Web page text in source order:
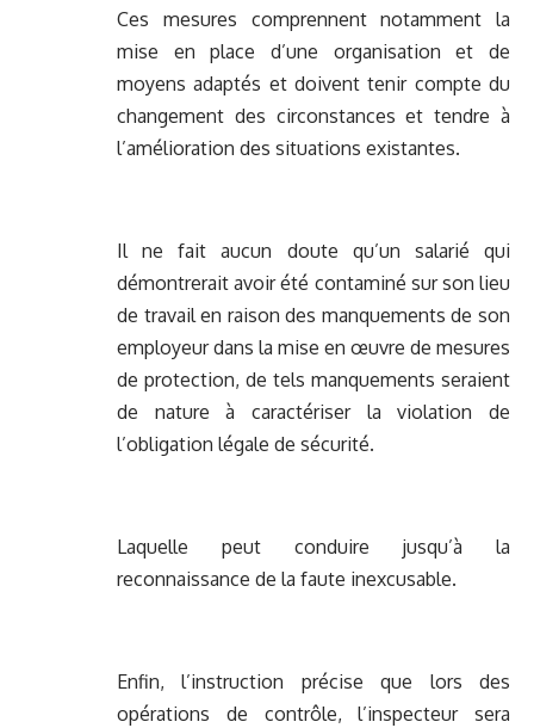
Ces mesures comprennent notamment la
mise en place d’une organisation et de
moyens adaptés et doivent tenir compte du
changement des circonstances et tendre à
l’amélioration des situations existantes.
Il ne fait aucun doute qu’un salarié qui
démontrerait avoir été contaminé sur son lieu
de travail en raison des manquements de son
employeur dans la mise en œuvre de mesures
de protection, de tels manquements seraient
de nature à caractériser la violation de
l’obligation légale de sécurité.
Laquelle peut conduire jusqu’à la
reconnaissance de la faute inexcusable.
Enfin, l’instruction précise que lors des
opérations de contrôle, l’inspecteur sera